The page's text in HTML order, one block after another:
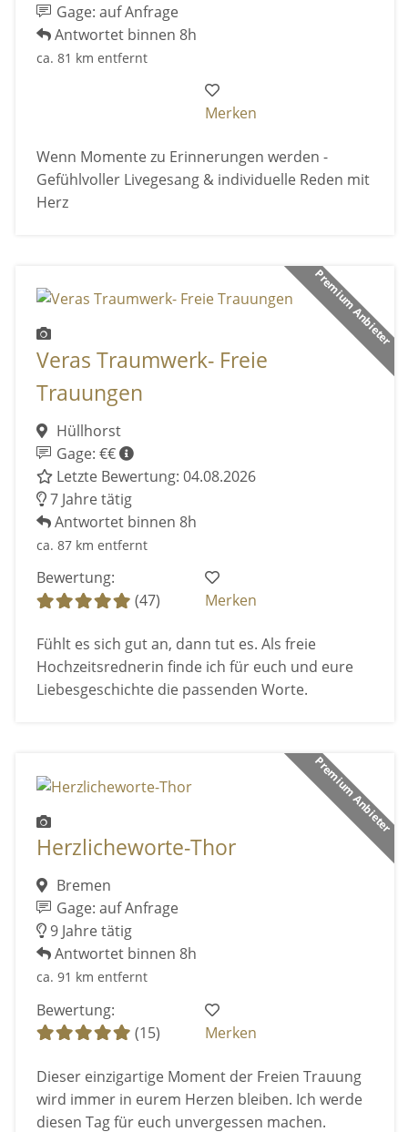
Gage: auf Anfrage
Antwortet binnen 8h
ca. 81 km entfernt
Merken
Wenn Momente zu Erinnerungen werden -
Gefühlvoller Livegesang & individuelle Reden mit
Herz
Premium Anbieter
Veras Traumwerk- Freie
Trauungen
Hüllhorst
Gage: €€
Letzte Bewertung: 04.08.2026
7 Jahre tätig
Antwortet binnen 8h
ca. 87 km entfernt
Bewertung:
(47)
Merken
Fühlt es sich gut an, dann tut es. Als freie
Hochzeitsrednerin finde ich für euch und eure
Liebesgeschichte die passenden Worte.
Premium Anbieter
Herzlicheworte-Thor
Bremen
Gage: auf Anfrage
9 Jahre tätig
Antwortet binnen 8h
ca. 91 km entfernt
Bewertung:
(15)
Merken
Dieser einzigartige Moment der Freien Trauung
wird immer in eurem Herzen bleiben. Ich werde
diesen Tag für euch unvergessen machen.